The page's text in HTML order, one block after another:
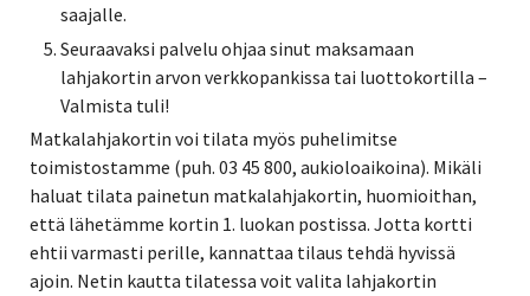
saajalle.
Seuraavaksi palvelu ohjaa sinut maksamaan
lahjakortin arvon verkkopankissa tai luottokortilla –
Valmista tuli!
Matkalahjakortin voi tilata myös puhelimitse
toimistostamme (puh. 03 45 800, aukioloaikoina). Mikäli
haluat tilata painetun matkalahjakortin, huomioithan,
että lähetämme kortin 1. luokan postissa. Jotta kortti
ehtii varmasti perille, kannattaa tilaus tehdä hyvissä
ajoin. Netin kautta tilatessa voit valita lahjakortin